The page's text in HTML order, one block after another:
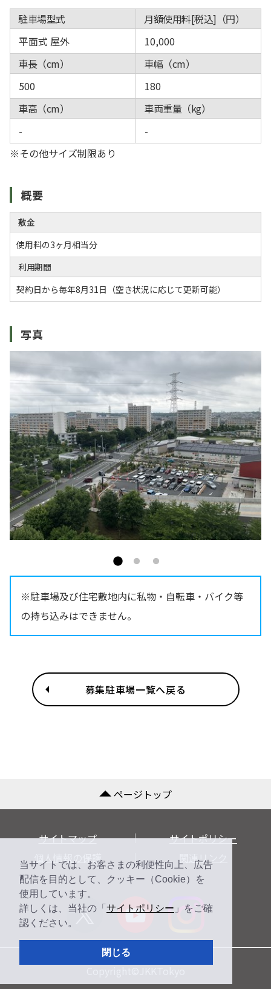
当サイトでは、お客さまの利便性向上、広告
配信を目的として、クッキー（Cookie）を
使用しています。
詳しくは、当社の「 サイトポリシー 」をご確
認ください。
閉じる
駐車場型式
月額使用料[税込]（円）
平面式 屋外
10,000
車長（cm）
車幅（cm）
500
180
車高（cm）
車両重量（kg）
-
-
※その他サイズ制限あり
概要
敷金
使用料の3ヶ月相当分
利用期間
契約日から毎年8月31日（空き状況に応じて更新可能）
写真
※駐車場及び住宅敷地内に私物・自転車・バイク等
の持ち込みはできません。
募集駐車場一覧へ戻る
ページトップ
サイトマップ
サイトポリシー
個人情報の保護
関連リンク